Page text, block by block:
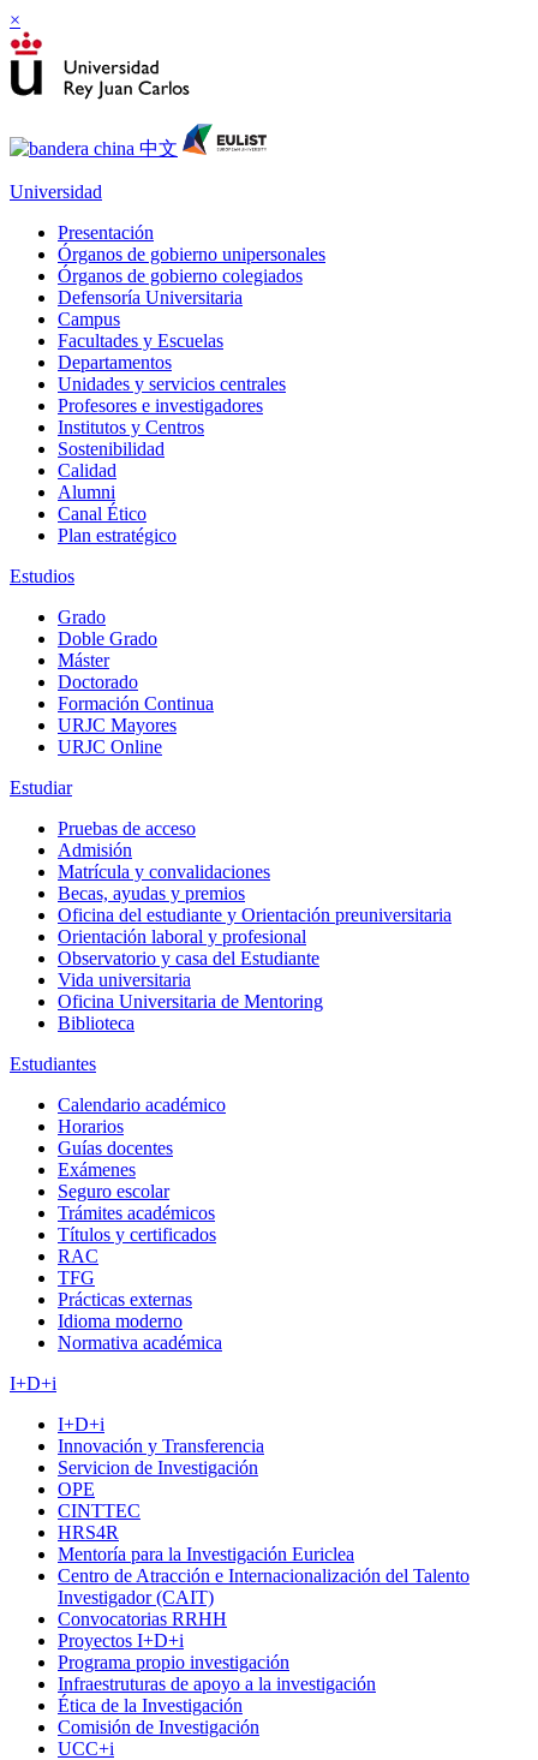
×
Universidad
Presentación
Órganos de gobierno unipersonales
Órganos de gobierno colegiados
Defensoría Universitaria
Campus
Facultades y Escuelas
Departamentos
Unidades y servicios centrales
Profesores e investigadores
Institutos y Centros
Sostenibilidad
Calidad
Alumni
Canal Ético
Plan estratégico
Estudios
Grado
Doble Grado
Máster
Doctorado
Formación Continua
URJC Mayores
URJC Online
Estudiar
Pruebas de acceso
Admisión
Matrícula y convalidaciones
Becas, ayudas y premios
Oficina del estudiante y Orientación preuniversitaria
Orientación laboral y profesional
Observatorio y casa del Estudiante
Vida universitaria
Oficina Universitaria de Mentoring
Biblioteca
Estudiantes
Calendario académico
Horarios
Guías docentes
Exámenes
Seguro escolar
Trámites académicos
Títulos y certificados
RAC
TFG
Prácticas externas
Idioma moderno
Normativa académica
I+D+i
I+D+i
Innovación y Transferencia
Servicion de Investigación
OPE
CINTTEC
HRS4R
Mentoría para la Investigación Euriclea
Centro de Atracción e Internacionalización del Talento
Investigador (CAIT)
Convocatorias RRHH
Proyectos I+D+i
Programa propio investigación
Infraestruturas de apoyo a la investigación
Ética de la Investigación
Comisión de Investigación
UCC+i